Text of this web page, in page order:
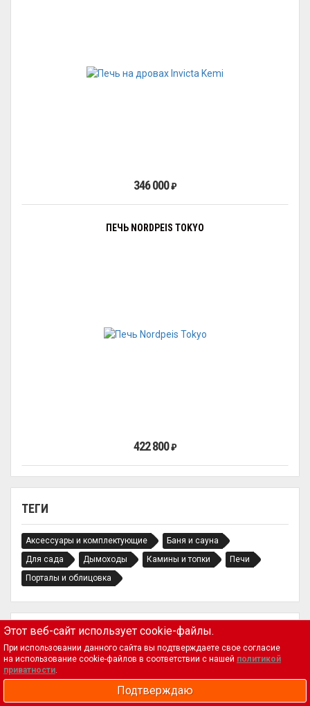
ТЕГИ
Аксессуары и комплектующие
Баня и сауна
Для сада
Дымоходы Камины и топки
Печи
Порталы и облицовка
346 000₽
ПЕЧЬ NORDPEIS TOKYO
422 800₽
Официальный интернет
магазинов Msk-kamin.ru
Магазин
Корзина
Этот веб-сайт использует cookie-файлы.
При использовании данного сайта вы подтверждаете свое согласие
на использование cookie-файлов в соответствии с нашей политикой
приватности.
Подтверждаю